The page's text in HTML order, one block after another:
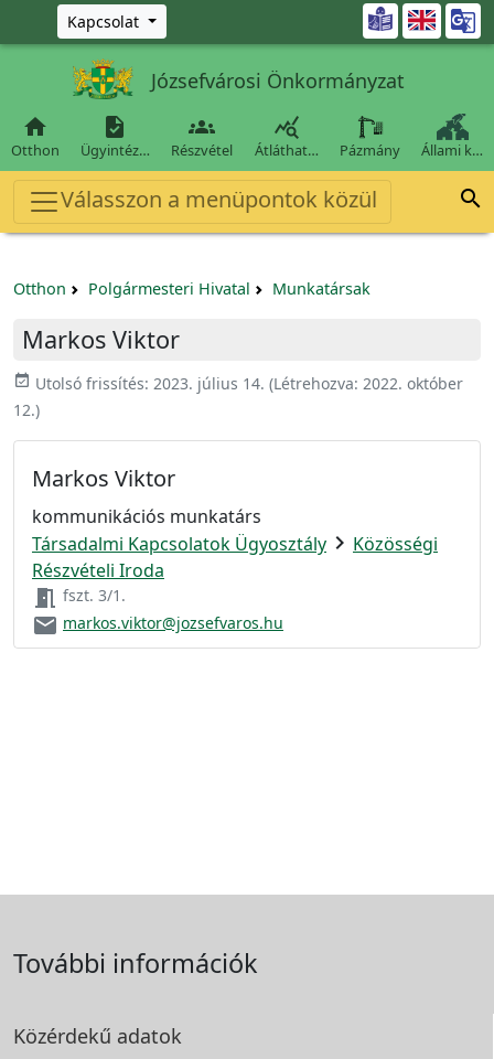
Ugrás a fő tartalomra
Kapcsolat 
Józsefvárosi Önkormányzat

Otthon

Ügyintéz…

Részvétel

Átláthat… Pázmány Állami k…
Válasszon a menüpontok közül 
Otthon Polgármesteri Hivatal Munkatársak
Markos Viktor
event_available Utolsó frissítés: 2023. július 14. (Létrehozva: 2022. október
12.)
Markos Viktor
kommunikációs munkatárs
Társadalmi Kapcsolatok Ügyosztály chevron_right Közösségi
Részvételi Iroda
meeting_room fszt. 3/1.
email markos.viktor@jozsefvaros.hu
További információk
Közérdekű adatok